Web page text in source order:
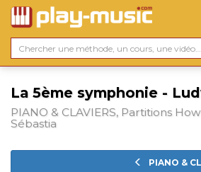
La 5ème symphonie -
PIANO & CLAVIERS, Partitions
Sébastia
PIANO &